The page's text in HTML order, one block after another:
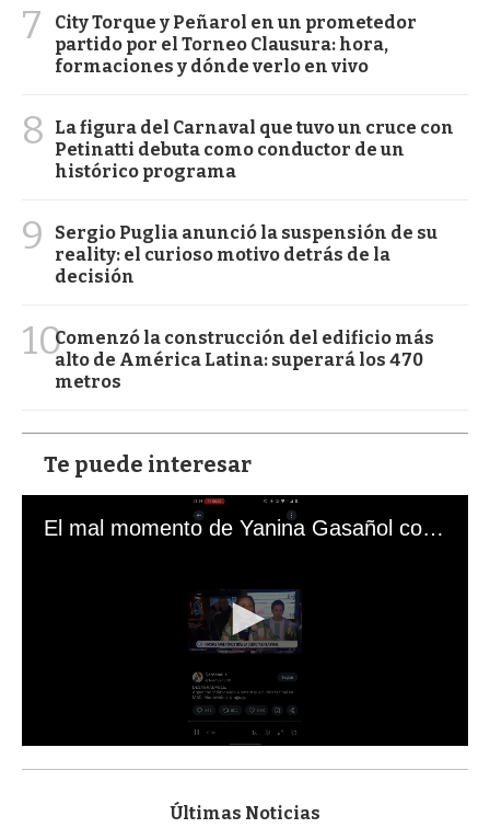
7
City Torque y Peñarol en un prometedor
partido por el Torneo Clausura: hora,
formaciones y dónde verlo en vivo
8
La figura del Carnaval que tuvo un cruce con
Petinatti debuta como conductor de un
histórico programa
9
Sergio Puglia anunció la suspensión de su
reality: el curioso motivo detrás de la
decisión
10Comenzó la construcción del edificio más
alto de América Latina: superará los 470
metros
Te puede interesar
El mal momento de Yanina Gasañol con un hincha argentino en "Subrayado"
s
Últimas Noticias